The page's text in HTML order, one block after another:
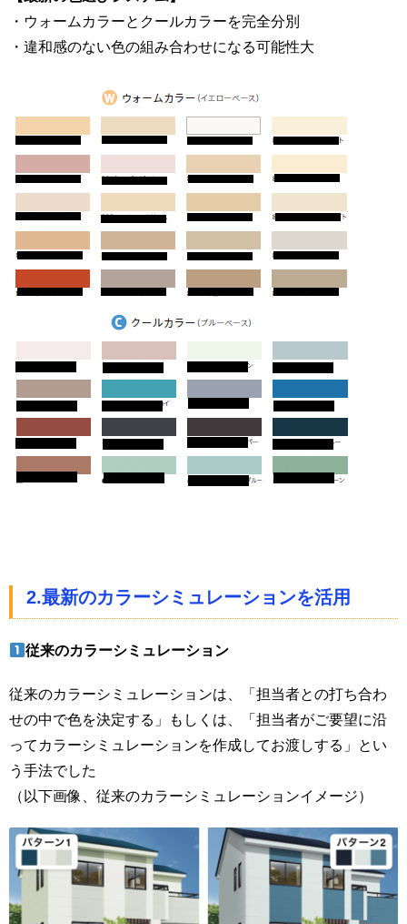
・ウォームカラーとクールカラーを完全分別
・違和感のない色の組み合わせになる可能性大
2.最新のカラーシミュレーションを活用
従来のカラーシミュレーション
従来のカラーシミュレーションは、「担当者との打ち合わ
せの中で色を決定する」もしくは、「担当者がご要望に沿
ってカラーシミュレーションを作成してお渡しする」とい
う手法でした
（以下画像、従来のカラーシミュレーションイメージ）